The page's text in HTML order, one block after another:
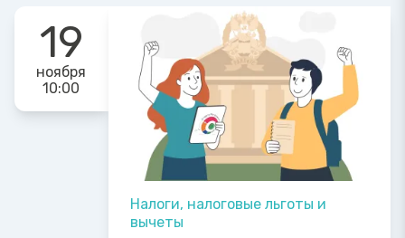
19
ноября
10:00
Налоги, налоговые льготы и
вычеты